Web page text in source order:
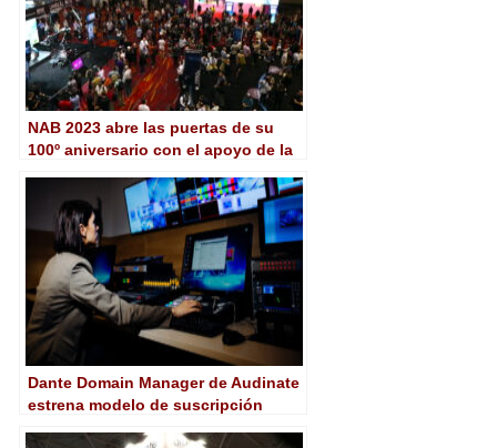
NAB 2023 abre las puertas de su
100º aniversario con el apoyo de la
Dante Domain Manager de Audinate
estrena modelo de suscripción